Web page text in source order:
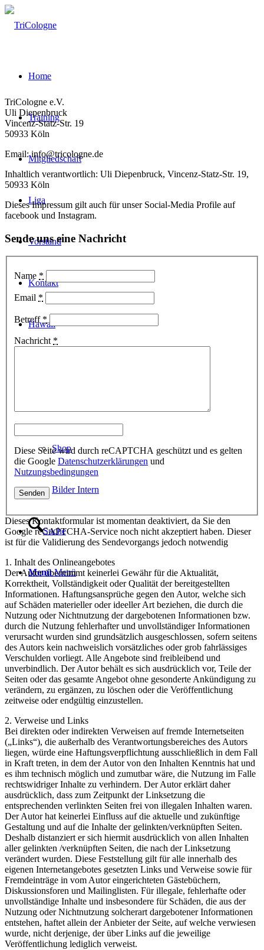
Home
Training
Mitgliedschaft
Liga
Vorstand
Kontakt
Hawaii
Shop
Bilder Intern
Suche
Menü Menü
TriCologne e.V.
Uli Diepenbruck
Vincenz-Statz-Str. 19
50933 Köln
Email: info@tricologne.de
Inhaltlich verantwortlich: Uli Diepenbruck, Vincenz-Statz-Str. 19,
50933 Köln
Dieses Impressum gilt auch für unser Social-Media Profile auf
facebook und Instagram.
Sende uns eine Nachricht
Name *
Email *
Betreff *
Nachricht *
Diese Seite wird durch reCAPTCHA geschützt und es gelten
die Google Datenschutzerklärungen und
Nutzungsbedingungen
Dieses Kontaktformular ist momentan deaktiviert, da Sie den
Google reCAPTCHA-Service noch nicht akzeptiert haben. Dieser
ist für die Validierung des Sendevorgangs jedoch notwendig
1. Inhalt des Onlineangebotes
Der Autor übernimmt keinerlei Gewähr für die Aktualität,
Korrektheit, Vollständigkeit oder Qualität der bereitgestellten
Informationen. Haftungsansprüche gegen den Autor, welche sich
auf Schäden materieller oder ideeller Art beziehen, die durch die
Nutzung oder Nichtnutzung der dargebotenen Informationen bzw.
durch die Nutzung fehlerhafter und unvollständiger Informationen
verursacht wurden sind grundsätzlich ausgeschlossen, sofern seitens
des Autors kein nachweislich vorsätzliches oder grob fahrlässiges
Verschulden vorliegt. Alle Angebote sind freibleibend und
unverbindlich. Der Autor behält es sich ausdrücklich vor, Teile der
Seiten oder das gesamte Angebot ohne gesonderte Ankündigung zu
verändern, zu ergänzen, zu löschen oder die Veröffentlichung
zeitweise oder endgültig einzustellen.
2. Verweise und Links
Bei direkten oder indirekten Verweisen auf fremde Internetseiten
(„Links“), die außerhalb des Verantwortungsbereiches des Autors
liegen, würde eine Haftungsverpflichtung ausschließlich in dem Fall
in Kraft treten, in dem der Autor von den Inhalten Kenntnis hat und
es ihm technisch möglich und zumutbar wäre, die Nutzung im Falle
rechtswidriger Inhalte zu verhindern. Der Autor erklärt daher
ausdrücklich, dass zum Zeitpunkt der Linksetzung die
entsprechenden verlinkten Seiten frei von illegalen Inhalten waren.
Der Autor hat keinerlei Einfluss auf die aktuelle und zukünftige
Gestaltung und auf die Inhalte der gelinkten/verknüpften Seiten.
Deshalb distanziert er sich hiermit ausdrücklich von allen Inhalten
aller gelinkten /verknüpften Seiten, die nach der Linksetzung
verändert wurden. Diese Feststellung gilt für alle innerhalb des
eigenen Internetangebotes gesetzten Links und Verweise sowie für
Fremdeinträge in vom Autor eingerichteten Gästebüchern,
Diskussionsforen und Mailinglisten. Für illegale, fehlerhafte oder
unvollständige Inhalte und insbesondere für Schäden, die aus der
Nutzung oder Nichtnutzung solcherart dargebotener Informationen
entstehen, haftet allein der Anbieter der Seite, auf welche verwiesen
wurde, nicht derjenige, der über Links auf die jeweilige
Veröffentlichung lediglich verweist.